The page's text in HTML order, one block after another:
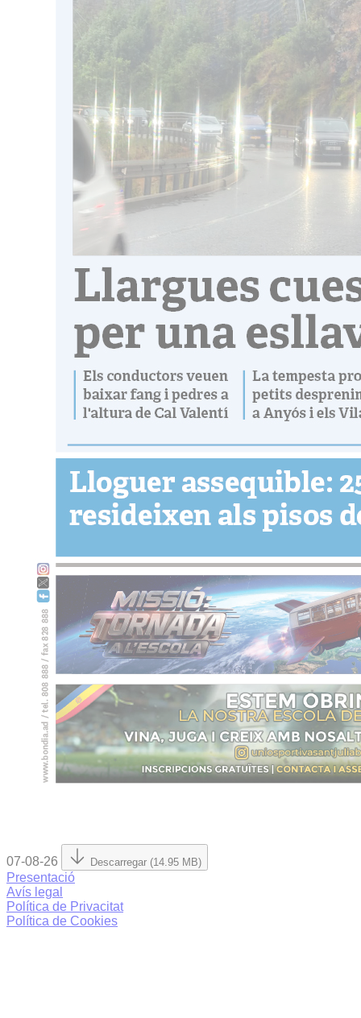
07-08-26 Descarregar (14.95 MB)
Presentació
Avís legal
Política de Privacitat
Política de Cookies